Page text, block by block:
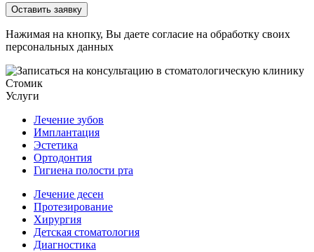
Нажимая на кнопку, Вы даете согласие на обработку своих
персональных данных
Услуги
Лечение зубов
Имплантация
Эстетика
Ортодонтия
Гигиена полости рта
Лечение десен
Протезирование
Хирургия
Детская стоматология
Диагностика